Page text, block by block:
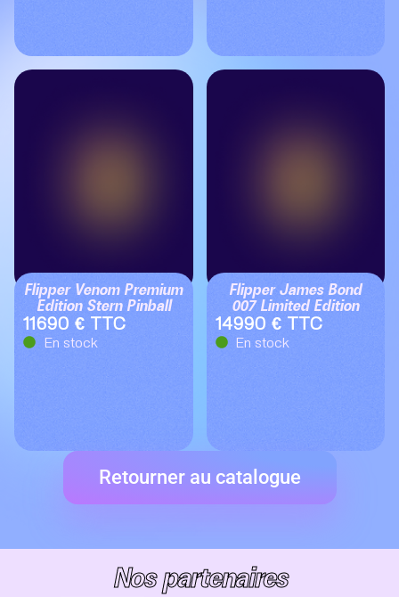
Flipper Venom Premium
Edition Stern Pinball
11690 € TTC
En stock
Flipper James Bond
007 Limited Edition
14990 € TTC
En stock
Retourner au catalogue
Nos partenaires